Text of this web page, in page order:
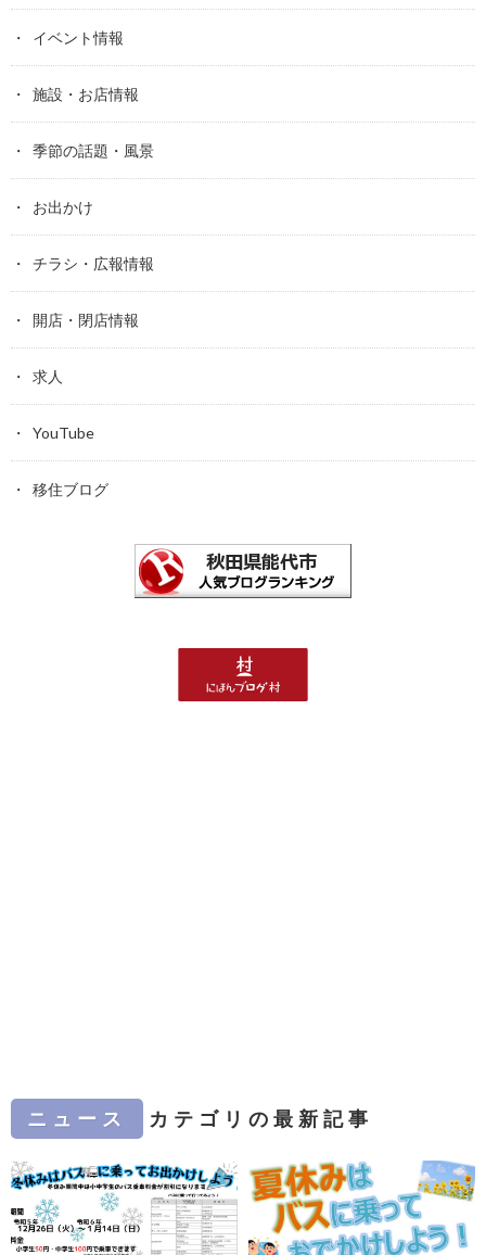
イベント情報
施設・お店情報
季節の話題・風景
お出かけ
チラシ・広報情報
開店・閉店情報
求人
YouTube
移住ブログ
ニュース カテゴリの最新記事